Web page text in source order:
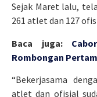
Sejak Maret lalu,
261 atlet dan 127
Baca juga:
Rombongan
“Bekerjasama
atlet dan ofisial